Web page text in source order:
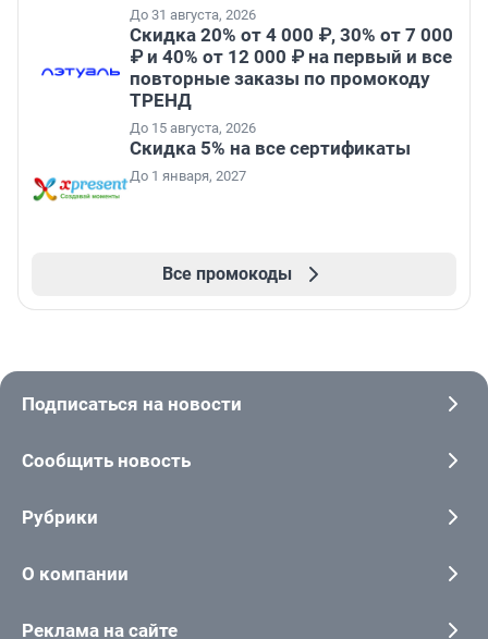
До 31 августа, 2026
Скидка 20% от 4 000 ₽, 30% от 7 000
₽ и 40% от 12 000 ₽ на первый и все
повторные заказы по промокоду
ТРЕНД
До 15 августа, 2026
Скидка 5% на все сертификаты
До 1 января, 2027
Все промокоды
Подписаться на новости
Сообщить новость
Рубрики
О компании
Реклама на сайте